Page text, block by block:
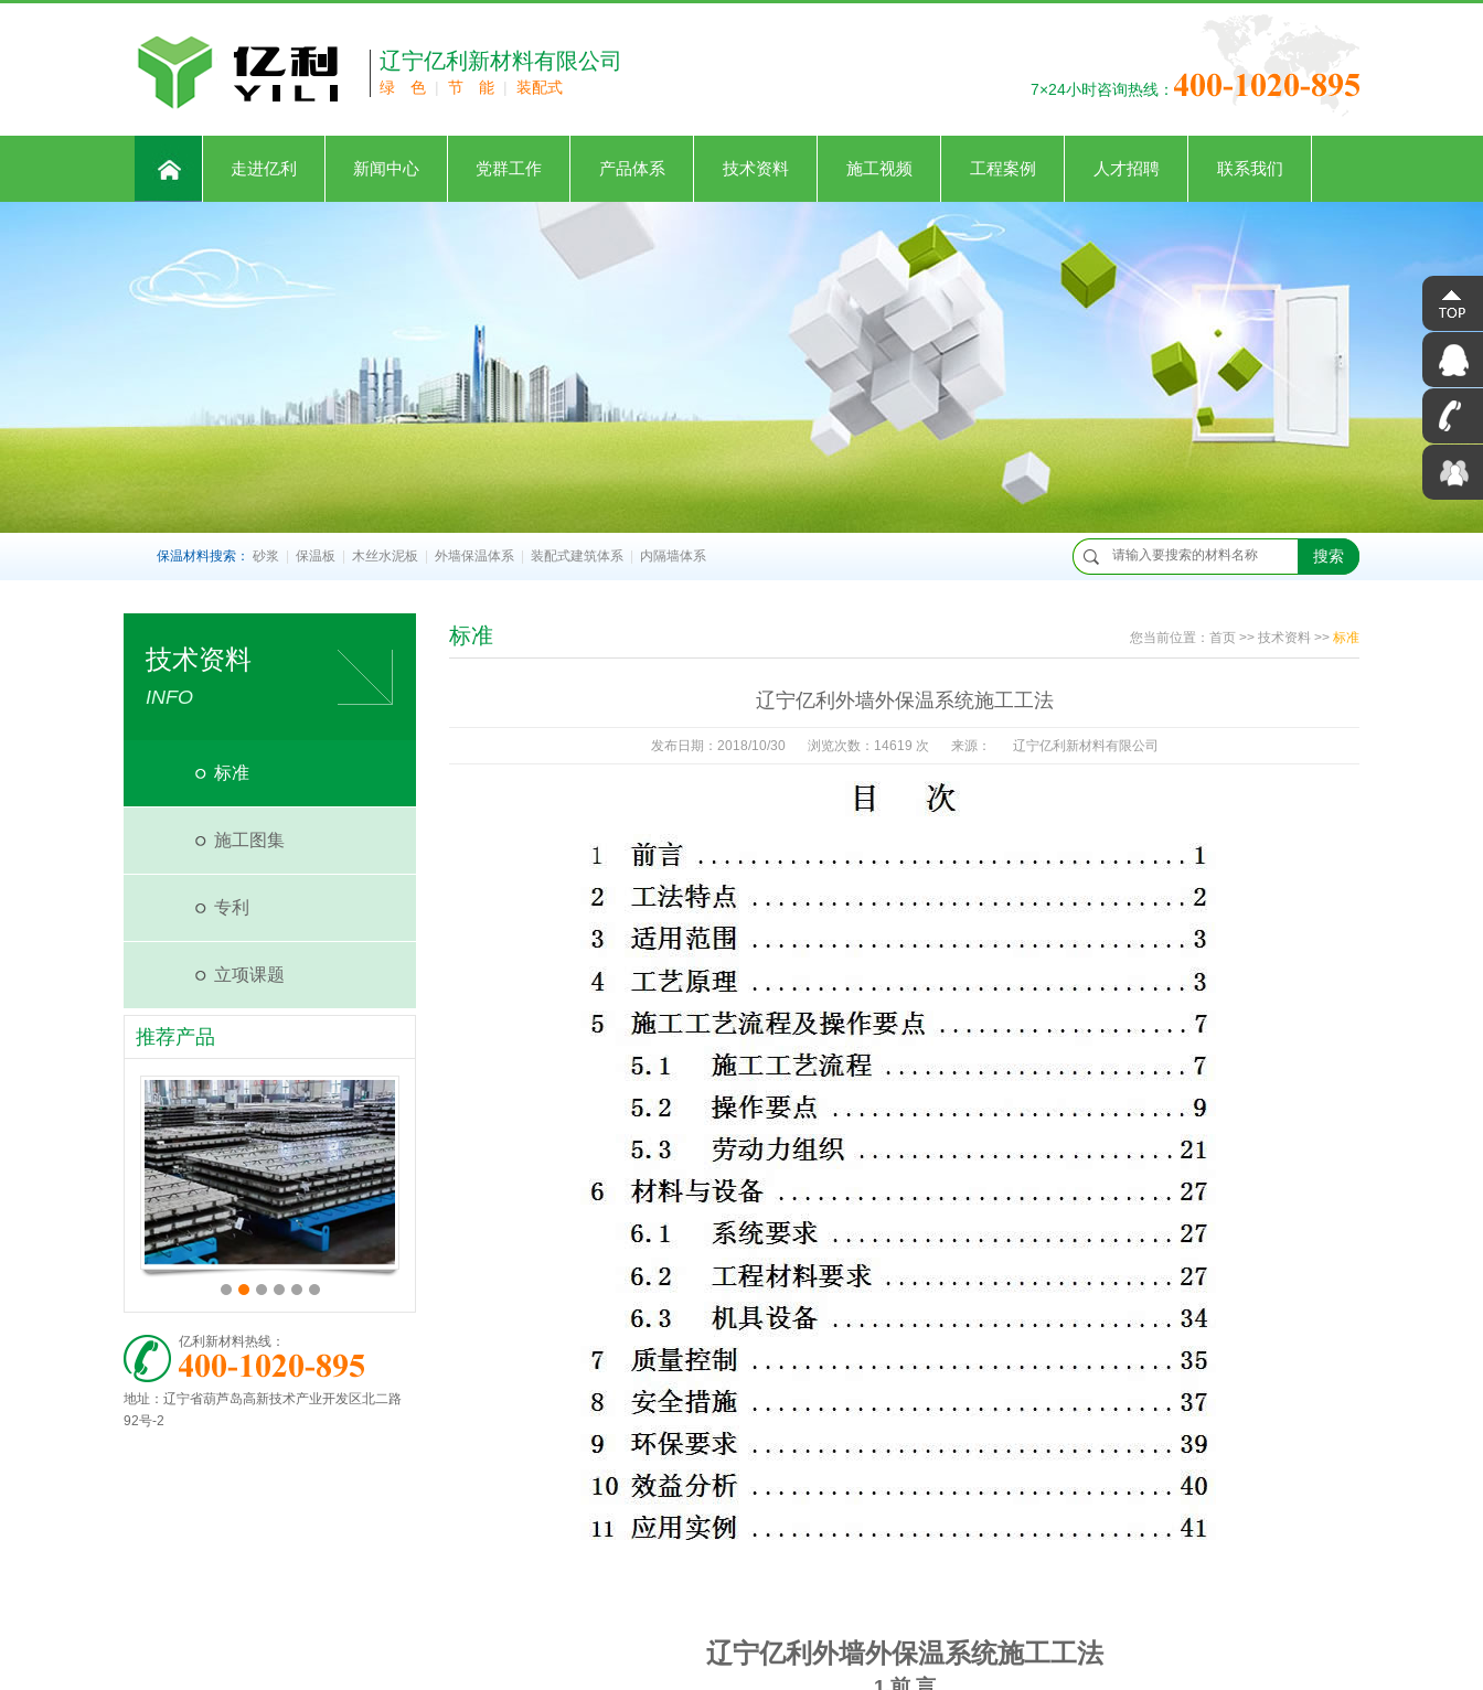
辽宁亿利新材料有限公司
绿 色 | 节 能 | 装配式 7×24小时咨询热线：
走进亿利 新闻中心 党群工作 产品体系 技术资料 施工视频 工程案例 人才招聘 联系我们
保温材料搜索： 砂浆 保温板 木丝水泥板 外墙保温体系 装配式建筑体系 内隔墙体系 搜索
技术资料
INFO
标准
施工图集
专利
立项课题
推荐产品
亿利新材料热线：
地址：辽宁省葫芦岛高新技术产业开发区北二路
92号-2
标准 您当前位置： 首页 >> 技术资料 >> 标准
辽宁亿利外墙外保温系统施工工法
发布日期：2018/10/30 浏览次数：14619 次 来源： 辽宁亿利新材料有限公司
辽宁亿利外墙外保温系统施工工法